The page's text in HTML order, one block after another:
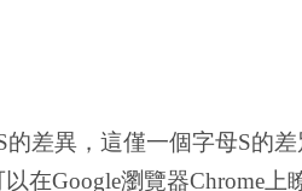
差異，這僅一個字母S的
在Google瀏覽器Chrome